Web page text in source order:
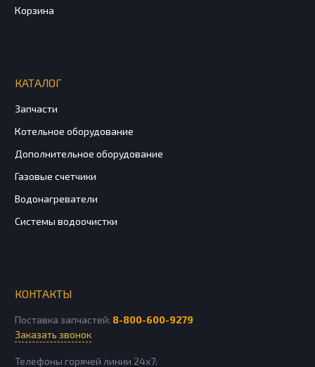
Корзина
КАТАЛОГ
Запчасти
Котельное оборудование
Дополнительное оборудование
Газовые счетчики
Водонагреватели
Системы водоочистки
КОНТАКТЫ
Поставка запчастей: 8-800-600-9279
Заказать звонок
Телефоны горячей линии 24х7: